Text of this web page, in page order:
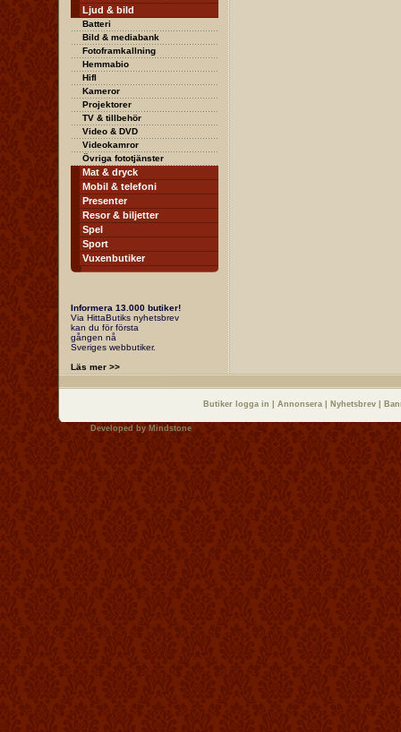
Ljud & bild
Batteri
Bild & mediabank
Fotoframkallning
Hemmabio
HifI
Kameror
Projektorer
TV & tillbehör
Video & DVD
Videokamror
Övriga fototjänster
Mat & dryck
Mobil & telefoni
Presenter
Resor & biljetter
Spel
Sport
Vuxenbutiker
Informera 13.000 butiker!
Via HittaButiks nyhetsbrev
kan du för första
gången nå
Sveriges webbutiker.
Läs mer >>
Butiker logga in Annonsera Nyhetsbrev
Developed by Mindstone